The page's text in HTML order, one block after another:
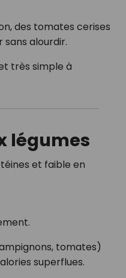
des tomates cerises
alourdir.
très simple à
légumes
et faible en
tomates)
superflues.